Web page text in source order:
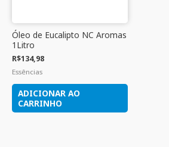
Óleo de Eucalipto NC Aromas
1Litro
R$134,98
Essências
ADICIONAR AO
CARRINHO